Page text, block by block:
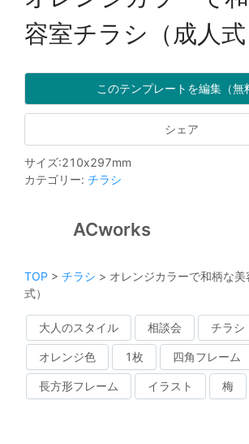
容室チラシ（成人式
このテンプレートを編集（無
シェア
サイズ:210x297mm
カテゴリー: チラシ
ACworks
TOP > チラシ > オレンジカラーで和柄な美
式）
大人のスタイル 相談会 チラシ
オレンジ色 1枚 四角フレーム
長方形フレーム イラスト 梅